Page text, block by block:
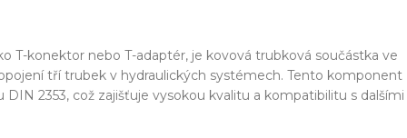
T-konektor nebo T-adaptér, je kovová trubková součástka ve
tří trubek v hydraulických systémech. Tento komponent
2353, což zajišťuje vysokou kvalitu a kompatibilitu s dalšími